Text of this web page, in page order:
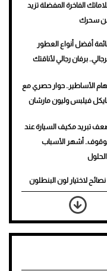
الفاخرة المفضلة تزيد
سحرك
أفضل أنواع العطور
برفان رجالي لأناقتك
الأساطير.. حوار حصري مع
فيلبس وليون مارشان
تبريد مكيف السيارة عند
أشهر الأسباب
7 نصائح لاختيار لون البنطلون
المناسب للقميص الأسود
المستقبل من خلال
تصميماتنا.. كيف حجزت 1886